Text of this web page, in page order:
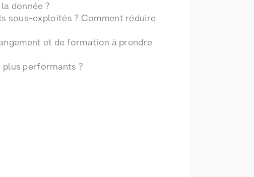
donnée ?
sous-exploités ? Comment réduire
et de formation à prendre
performants ?